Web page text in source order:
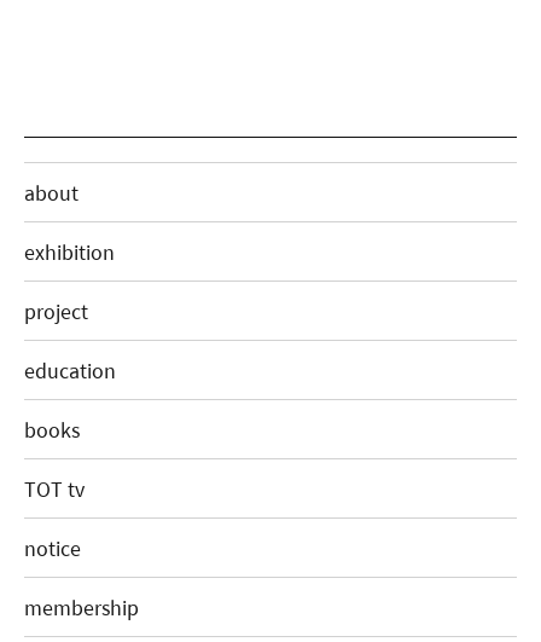
about
exhibition
project
education
books
TOT tv
notice
membership